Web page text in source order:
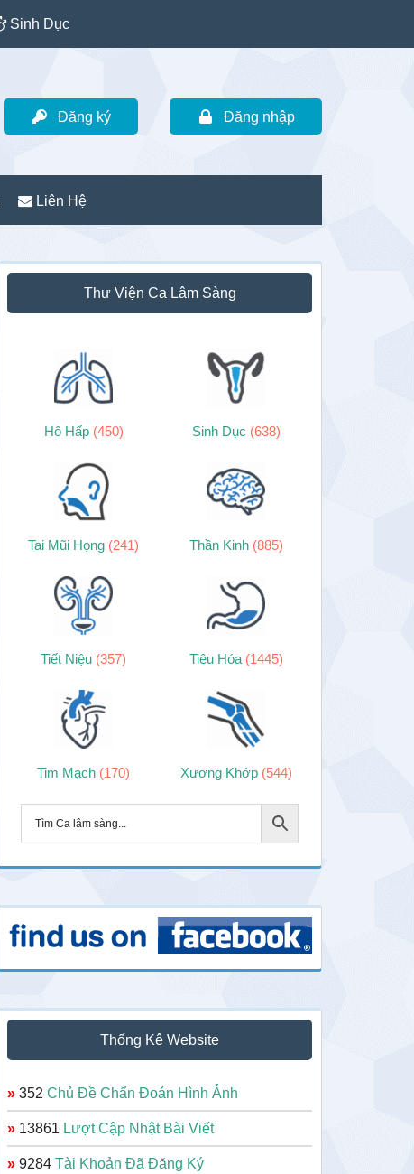
Sinh Dục
Đăng ký Đăng nhập
Liên Hệ
Sidebar
chính
Thư Viện Ca Lâm Sàng
Hô Hấp (450) Sinh Dục (638)
Tai Mũi Họng (241) Thần Kinh (885)
Tiết Niệu (357) Tiêu Hóa (1445)
Tim Mạch (170) Xương Khớp (544)
Thống Kê Website
» 352 Chủ Đề Chẩn Đoán Hình Ảnh
» 13861 Lượt Cập Nhật Bài Viết
» 9284 Tài Khoản Đã Đăng Ký